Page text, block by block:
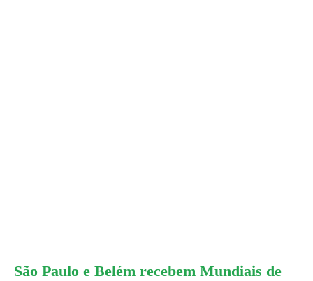
São Paulo e Belém recebem Mundiais de